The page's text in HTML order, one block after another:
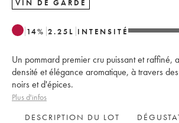
VIN DE GARDE
14% 2.25 L INTENSITÉ
Un pommard premier cru puissant et raffiné,
densité et élégance aromatique, à travers
noirs et d'épices.
Plus d'infos
DESCRIPTION DU LOT